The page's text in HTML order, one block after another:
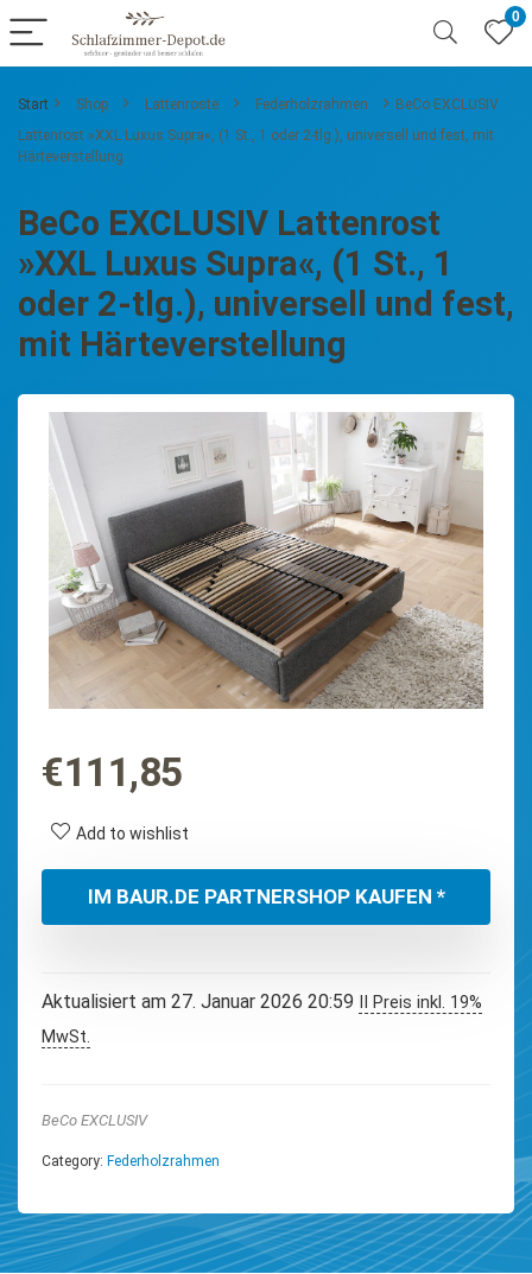
0
Start Shop Lattenroste Federholzrahmen
BeCo EXCLUSIV
Lattenrost »XXL Luxus Supra«, (1 St., 1 oder 2-tlg.), universell und fest, mit
Härteverstellung
BeCo EXCLUSIV Lattenrost
»XXL Luxus Supra«, (1 St., 1
oder 2-tlg.), universell und fest,
mit Härteverstellung
€111,85
Add to wishlist
IM BAUR.DE PARTNERSHOP KAUFEN *
Aktualisiert am 27. Januar 2026 20:59
II Preis inkl. 19%
MwSt.
BeCo EXCLUSIV
Category: Federholzrahmen